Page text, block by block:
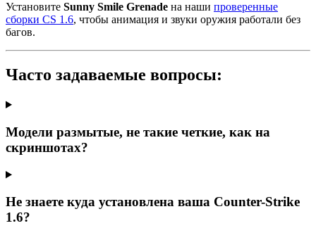
Установите Sunny Smile Grenade на наши проверенные
сборки CS 1.6, чтобы анимация и звуки оружия работали без
багов.
Часто задаваемые вопросы:
Модели размытые, не такие четкие, как на
скриншотах?
Не знаете куда установлена ваша Counter-Strike
1.6?